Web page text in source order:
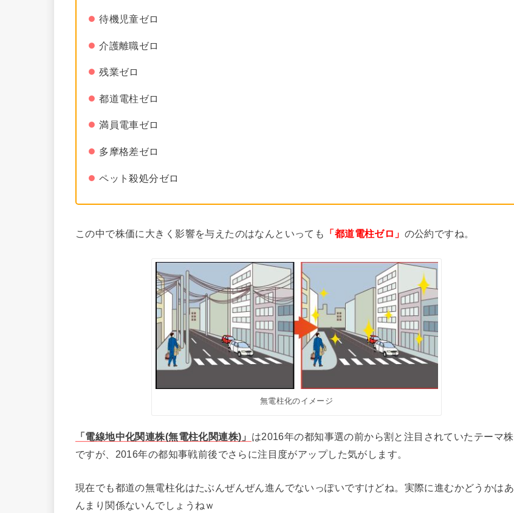
待機児童ゼロ
介護離職ゼロ
残業ゼロ
都道電柱ゼロ
満員電車ゼロ
多摩格差ゼロ
ペット殺処分ゼロ
この中で株価に大きく影響を与えたのはなんといっても 「都道電柱ゼロ」 の公約ですね。
無電柱化のイメージ
「電線地中化関連株(無電柱化関連株)」 は2016年の都知事選の前から割と注目されていたテーマ株
ですが、2016年の都知事戦前後でさらに注目度がアップした気がします。
現在でも都道の無電柱化はたぶんぜんぜん進んでないっぽいですけどね。実際に進むかどうかはあ
んまり関係ないんでしょうねｗ